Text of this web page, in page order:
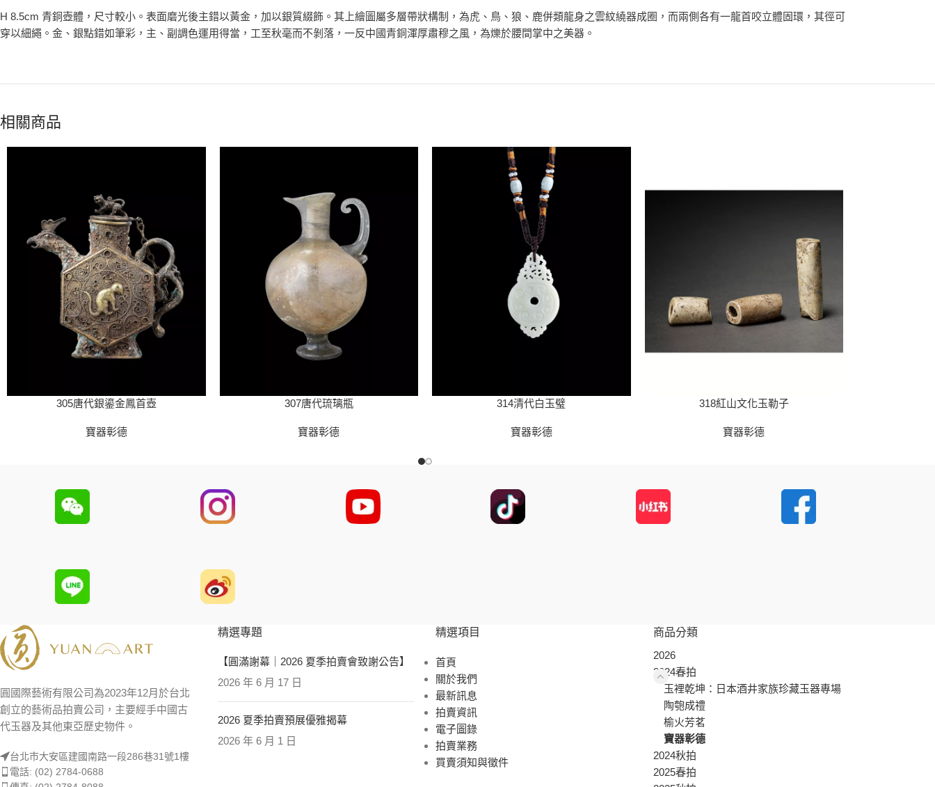
H 8.5cm 青銅壺體，尺寸較小。表面磨光後主錯以黃金，加以銀質綴飾。其上繪圖屬多層帶狀構制，為虎、鳥、狼、鹿併類龍身之雲紋繞器成圈，而兩側各有一龍首咬立體固環，其徑可
穿以細繩。金、銀點錯如筆彩，主、副調色運用得當，工至秋毫而不剝落，一反中國青銅渾厚肅穆之風，為爍於腰間掌中之美器。
相關商品
305唐代銀鎏金鳳首壺
寶器彰德
307唐代琉璃瓶
寶器彰德
314清代白玉璧
寶器彰德
318紅山文化玉勒子
寶器彰德
圓國際藝術有限公司為2023年12月於台北
創立的藝術品拍賣公司，主要經手中國古
代玉器及其他東亞歷史物件。
台北市大安區建國南路一段286巷31號1樓
電話: (02) 2784-0688
精選專題
【圓滿謝幕｜2026 夏季拍賣會致謝公告】
2026 年 6 月 17 日
2026 夏季拍賣預展優雅揭幕
2026 年 6 月 1 日
精選項目
首頁
關於我們
最新訊息
拍賣資訊
電子圖錄
拍賣業務
買賣須知與徵件
商品分類
2026
2024春拍
玉裡乾坤：日本酒井家族珍藏玉器專場
陶匏成禮
榆火芳茗
寶器彰德
2024秋拍
2025春拍